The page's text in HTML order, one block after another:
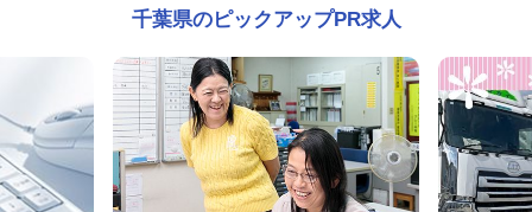
千葉県のピックアップPR求人